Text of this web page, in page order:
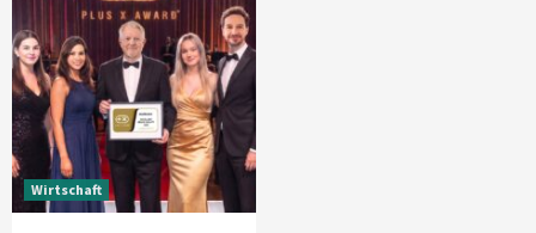
Wirtschaft